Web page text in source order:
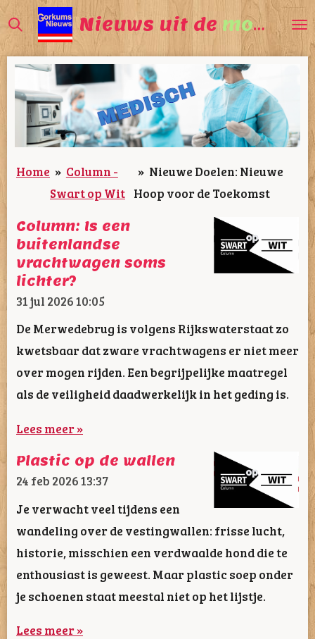
Ga
direct
naar
hoofdinhoud
Nieuws uit de mooiste
Home » Column -
Swart op Wit
» Nieuwe Doelen: Nieuwe
Hoop voor de Toekomst
Column: Is een
buitenlandse
vrachtwagen soms
lichter?
31 jul 202610:05
De Merwedebrug is volgens Rijkswaterstaat zo
kwetsbaar dat zware vrachtwagens er niet meer
over mogen rijden. Een begrijpelijke maatregel
als de veiligheid daadwerkelijk in het geding is.
Lees meer »
Plastic op de wallen
24 feb 202613:37
Je verwacht veel tijdens een
wandeling over de vestingwallen: frisse lucht,
historie, misschien een verdwaalde hond die te
enthousiast is geweest. Maar plastic soep onder
je schoenen staat meestal niet op het lijstje.
Lees meer »